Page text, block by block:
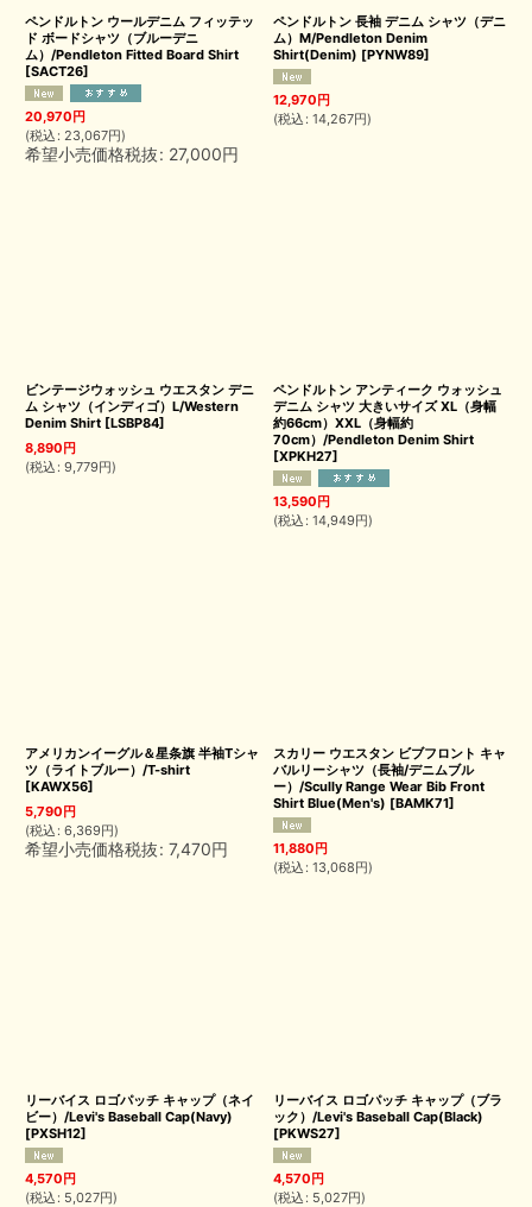
ペンドルトン ウールデニム フィッテッ
ド ボードシャツ（ブルーデニ
ム）/Pendleton Fitted Board Shirt
[SACT26]
20,970円
(税込 : 23,067円)
希望小売価格税抜: 27,000円
ペンドルトン 長袖 デニム シャツ（デニ
ム）M/Pendleton Denim
Shirt(Denim) [PYNW89]
12,970円
(税込 : 14,267円)
ビンテージウォッシュ ウエスタン デニ
ム シャツ（インディゴ）L/Western
Denim Shirt [LSBP84]
8,890円
(税込 : 9,779円)
ペンドルトン アンティーク ウォッシュ
デニム シャツ 大きいサイズ XL（身幅
約66cm）XXL（身幅約
70cm）/Pendleton Denim Shirt
[XPKH27]
13,590円
(税込 : 14,949円)
アメリカンイーグル＆星条旗 半袖Tシャ
ツ（ライトブルー）/T-shirt
[KAWX56]
5,790円
(税込 : 6,369円)
希望小売価格税抜: 7,470円
スカリー ウエスタン ビブフロント キャ
バルリーシャツ（長袖/デニムブル
ー）/Scully Range Wear Bib Front
Shirt Blue(Men's) [BAMK71]
11,880円
(税込 : 13,068円)
リーバイス ロゴパッチ キャップ（ネイ
ビー）/Levi's Baseball Cap(Navy)
[PXSH12]
4,570円
(税込 : 5,027円)
リーバイス ロゴパッチ キャップ（ブラ
ック）/Levi's Baseball Cap(Black)
[PKWS27]
4,570円
(税込 : 5,027円)